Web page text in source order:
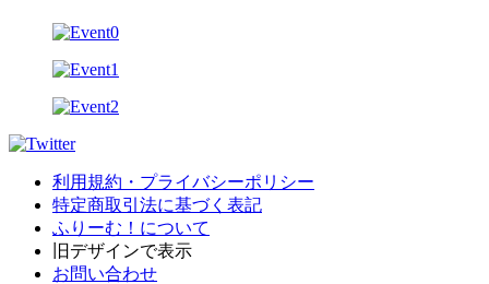
利用規約・プライバシーポリシー
特定商取引法に基づく表記
ふりーむ！について
旧デザインで表示
お問い合わせ